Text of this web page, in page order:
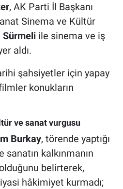
, AK Parti İl Başkanı
Sinema ve Kültür
Sürmeliile sinema ve iş
aldı.
şahsiyetler için yapay
konukların
ve sanat vurgusu
Burkay, törende yaptığı
kalkınmanın
belirterek,
hâkimiyet kurmadı;